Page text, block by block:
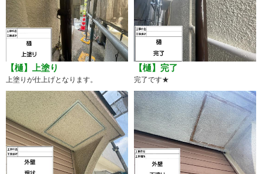
【樋】上塗り
上塗りが仕上げとなります。
【樋】完了
完了です★